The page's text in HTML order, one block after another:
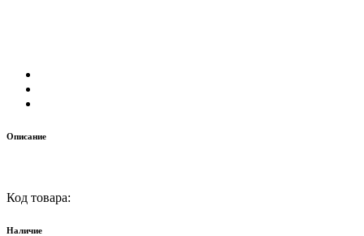
Описание
Код товара:
Наличие